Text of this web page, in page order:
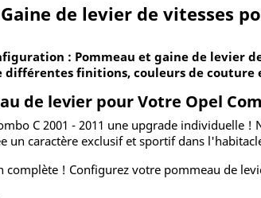
de levier de vitesses
: Pommeau et gaine de levier
différentes finitions, couleurs de couture
de levier pour Votre Opel
C 2001 - 2011 une upgrade individuelle
un caractère exclusif et sportif dans
complète ! Configurez votre pommeau de